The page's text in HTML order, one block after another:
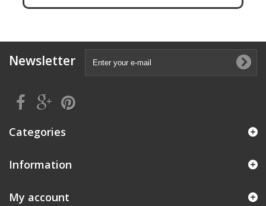
Newsletter
Categories
Information
My account